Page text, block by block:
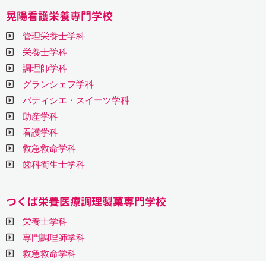
晃陽看護栄養専門学校
管理栄養士学科
栄養士学科
調理師学科
グランシェフ学科
パティシエ・スイーツ学科
助産学科
看護学科
救急救命学科
歯科衛生士学科
つくば栄養医療調理製菓専門学校
栄養士学科
専門調理師学科
救急救命学科